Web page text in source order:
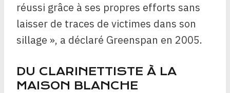
réussi grâce à ses propres efforts sans
laisser de traces de victimes dans son
sillage », a déclaré Greenspan en 2005.
DU CLARINETTISTE À LA
MAISON BLANCHE